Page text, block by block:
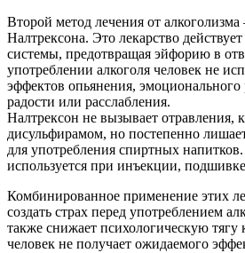
Второй метод лечения от
Налтрексона. Это лекарство
системы, предотвращая эйфорию в
употреблении алкоголя человек не
эффектов опьянения,
радости или расслабления.
Налтрексон не вызывает отравления,
дисульфирамом, но постепенно
для употребления спиртных
используется при инъекции,
Комбинированное применение этих
создать страх перед употреблением
также снижает психологическую тягу
человек не получает ожидаемого